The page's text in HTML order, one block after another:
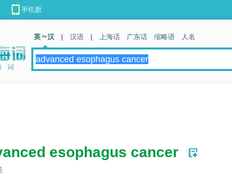
esophagus cancer
英 汉 | 汉语 | 上海话 广东话 缩略语 人名